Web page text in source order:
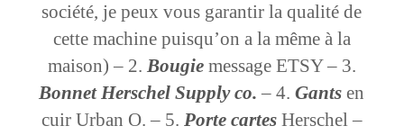
société, je peux vous garantir la qualité de
cette machine puisqu’on a la même à la
maison) – 2. Bougiemessage ETSY – 3.
Bonnet Herschel Supply co. – 4.Gants en
cuir Urban O. – 5. Porte cartesHerschel –